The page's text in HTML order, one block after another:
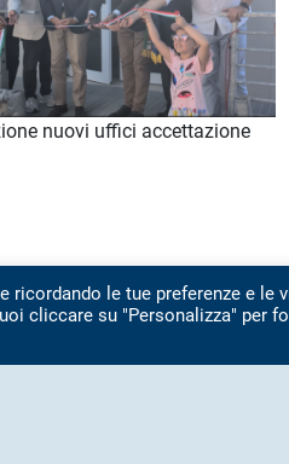
nuovi uffici accettazione
le tue preferenze e le
cliccare su "Personalizza" per